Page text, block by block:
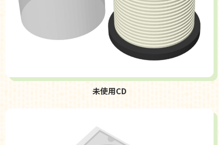
未使用CD